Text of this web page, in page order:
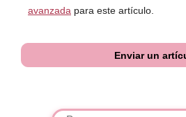
en Chile. Pixel-Bit, revista de
Salazar, O., Vélez, C., y Zuleta, J.
examen de admisión a posgrados
avanzada para este artículo.
Enviar un